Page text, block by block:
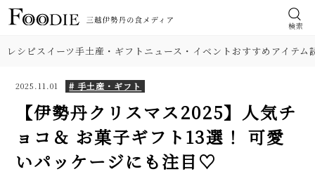
検索
レシピスイーツ手土産・ギフト ニュース・イベントおすすめアイテム
2025.11.01 # 手土産・ギフト
【伊勢丹クリスマス2025】人気チ
ョコ＆ お菓子ギフト13選！ 可愛
いパッケージにも注目♡